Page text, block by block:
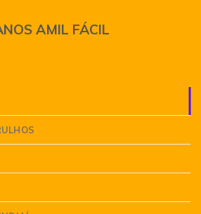
AMIL FÁCIL